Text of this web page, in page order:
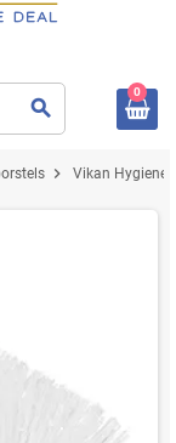
search
0
chevron_right Vikan Hygiene